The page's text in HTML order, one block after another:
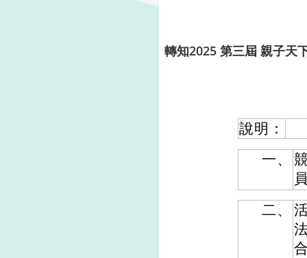
轉知2025 第三屆 親子天
說明：
一、
二、